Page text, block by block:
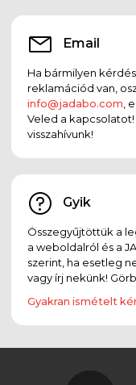
Email
Ha bármilyen
reklamációd van,
info@jadabo.com ,
Veled a
visszahívunk!
Gyik
Összegyűjtöttük a
a weboldalról és a
szerint, ha esetleg
vagy írj nekünk!
Gyakran ismételt